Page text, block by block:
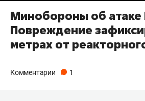
Минобороны об атаке
Повреждение
метрах от
Комментарии 1